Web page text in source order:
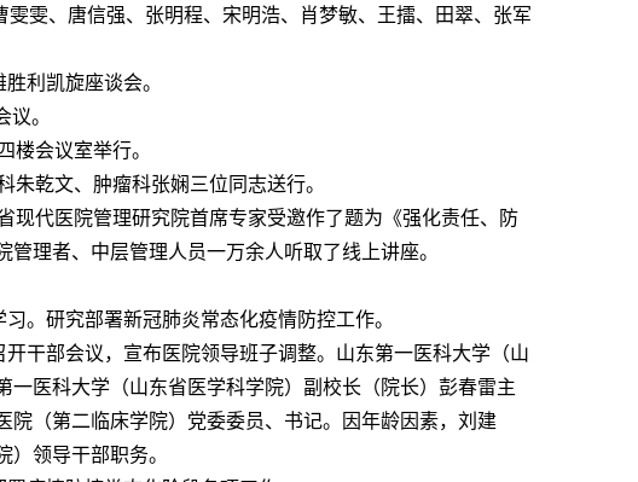
雯、唐信强、张明程、宋明浩、肖梦敏、王擂、田翠、张军
利凯旋座谈会。
。
楼会议室举行。
乾文、肿瘤科张娴三位同志送行。
现代医院管理研究院首席专家受邀作了题为《强化责任、防
理者、中层管理人员一万余人听取了线上讲座。
。研究部署新冠肺炎常态化疫情防控工作。
开干部会议，宣布医院领导班子调整。山东第一医科大学（山
医科大学（山东省医学科学院）副校长（院长）彭春雷主
院 （第二临床学院） 党委委员、书记。因年龄因素，刘建
） 领导干部职务。